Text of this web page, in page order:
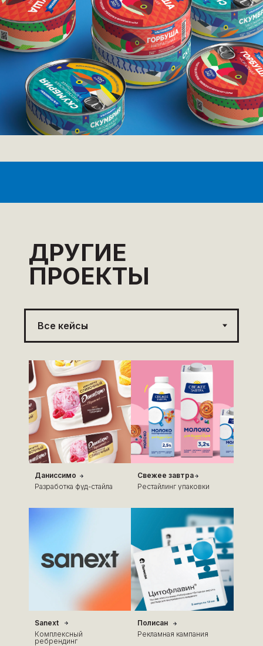
ДРУГИЕ
ПРОЕКТЫ
Даниссимо
Разработка фуд-стайла
Свежее завтра
Рестайлинг упаковки
Sanext
Комплексный
ребрендинг
Полисан
Рекламная кампания